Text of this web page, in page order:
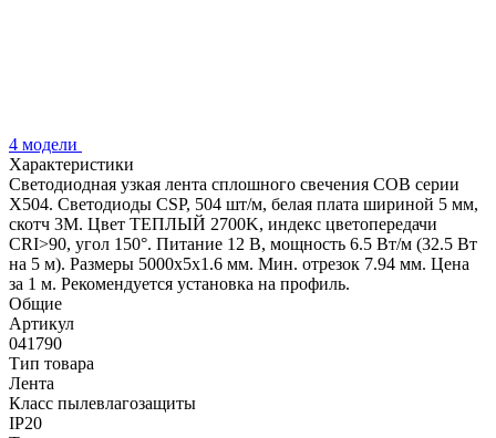
4 модели
Характеристики
Светодиодная узкая лента сплошного свечения COB серии
X504. Светодиоды CSP, 504 шт/м, белая плата шириной 5 мм,
скотч 3M. Цвет ТЕПЛЫЙ 2700K, индекс цветопередачи
CRI>90, угол 150°. Питание 12 В, мощность 6.5 Вт/м (32.5 Вт
на 5 м). Размеры 5000х5х1.6 мм. Мин. отрезок 7.94 мм. Цена
за 1 м. Рекомендуется установка на профиль.
Общие
Артикул
041790
Тип товара
Лента
Класс пылевлагозащиты
IP20